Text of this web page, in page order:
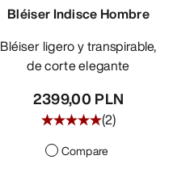
Bléiser Indisce Hombre
Bléiser ligero y transpirable,
de corte elegante
2399,00 PLN
(2)
Compare